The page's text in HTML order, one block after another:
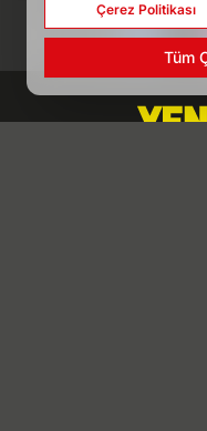
Çerez Politikası
Tüm